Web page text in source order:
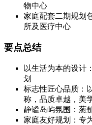
物中心
家庭配套二期规划
所及医疗中心
要点总结
以生活为本的设计
划
标志性匠心品质：
称，品质卓越，美
静谧岛屿氛围：葱
家庭友好规划：专